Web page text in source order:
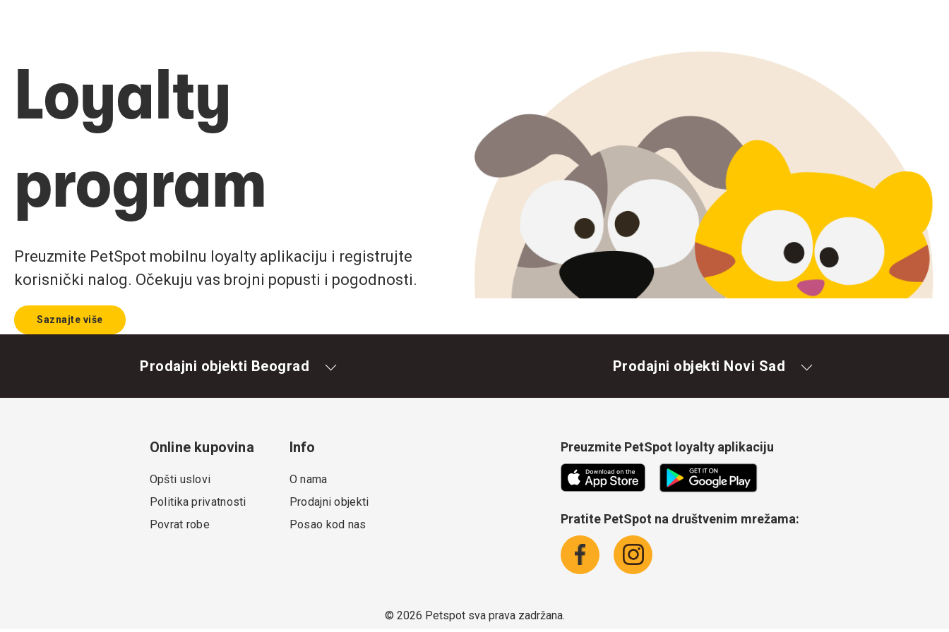
Loyalty
program
Preuzmite PetSpot mobilnu loyalty aplikaciju i registrujte
korisnički nalog. Očekuju vas brojni popusti i pogodnosti.
Saznajte više
Prodajni objekti Beograd Prodajni objekti Novi Sad
Online kupovina
Opšti uslovi
Politika privatnosti
Povrat robe
Info
O nama
Prodajni objekti
Posao kod nas
Preuzmite PetSpot loyalty aplikaciju
Pratite PetSpot na društvenim mrežama:
© 2026 Petspot sva prava zadržana.